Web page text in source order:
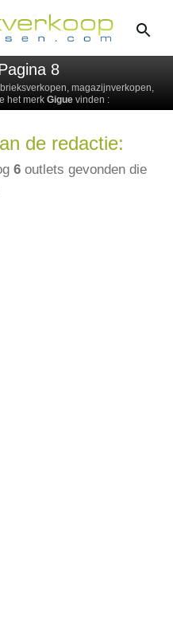
8
magazijnverkopen,
het merk Gigue vinden :
de redactie:
6 outlets gevonden die